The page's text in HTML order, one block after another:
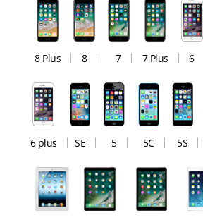
8 Plus 8 7 7 Plus 6
6 plus SE 5 5C 5S